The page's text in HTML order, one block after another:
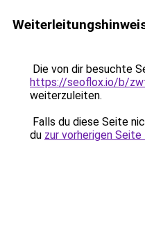
Die von dir besuchte
https://seoflox.io/b/
weiterzuleiten.
Falls du diese Seite
du zur vorherigen Seite